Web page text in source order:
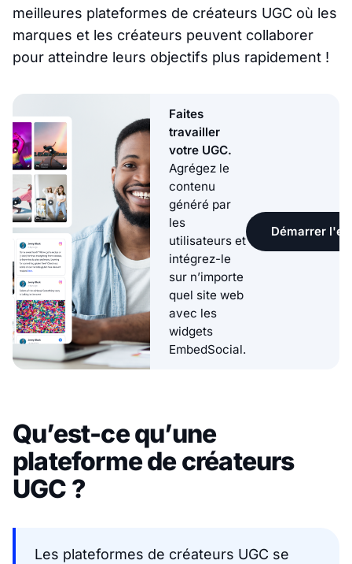
meilleures plateformes de créateurs UGC où les
marques et les créateurs peuvent collaborer
pour atteindre leurs objectifs plus rapidement !
Faites
travailler
votre UGC.
Agrégez le
contenu
généré par
les
utilisateurs et
intégrez-le
sur n’importe
quel site web
avec les
widgets
EmbedSocial.
Démarrer
Qu’est-ce qu’une
plateforme de créateurs
UGC ?
Les plateformes de créateurs UGC se